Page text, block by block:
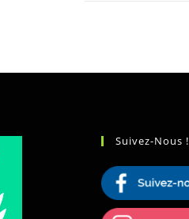
Suivez-Nous !